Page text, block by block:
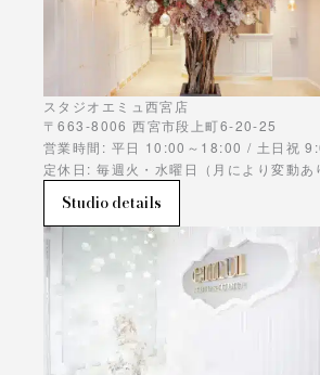
スタジオエミュ西宮店
〒663-8006 西宮市段上町6-20-25
営業時間: 平日 10:00～18:00 / 土日祝
定休日: 毎週火・水曜日（月により変動あ
Studio details